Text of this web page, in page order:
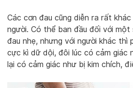
Các cơn đau cũng diễn ra rất
người. Có thể ban đầu đối với một
đau nhẹ, nhưng với người khác thì
cực kì dữ dội, đôi lúc có cảm giác
lại có cảm giác như bị kim chích,